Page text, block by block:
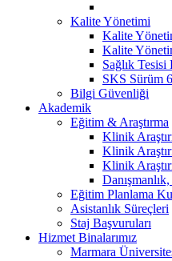
Kalite Yönetimi
Kalite
Kalite
Sağlık Tesisi
SKS Sürüm
Bilgi Güvenliği
Akademik
Eğitim & Araştırma
Klinik
Klinik
Klinik
Eğitim Planlama
Asistanlık Süreçleri
Staj Başvuruları
Hizmet Binalarımız
Marmara